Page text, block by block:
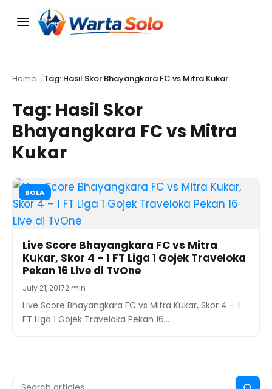
Menu
Home Tag: Hasil Skor Bhayangkara FC vs Mitra Kukar
Tag: Hasil Skor
Bhayangkara FC vs Mitra
Kukar
BOLA
Live Score Bhayangkara FC vs Mitra
Kukar, Skor 4 – 1 FT Liga 1 Gojek Traveloka
Pekan 16 Live di TvOne
July 21, 20172 min
Live Score Bhayangkara FC vs Mitra Kukar, Skor 4 – 1
FT Liga 1 Gojek Traveloka Pekan 16…
Search